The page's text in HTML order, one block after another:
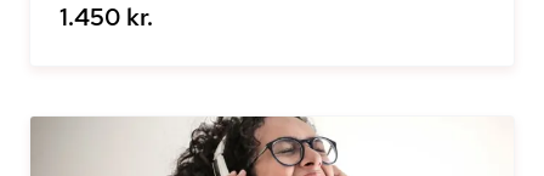
1.450 kr.